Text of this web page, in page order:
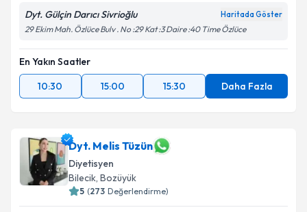
Dyt. Gülçin Darıcı Sivrioğlu Haritada Göster
29 Ekim Mah. Özlüce Bulv . No :29 Kat :3 Daire :40 Time Özlüce
En Yakın Saatler
10:30
15:00 15:30 Daha Fazla
Dyt. Melis Tüzün
Diyetisyen
Bilecik, Bozüyük
5 (273 Değerlendirme)